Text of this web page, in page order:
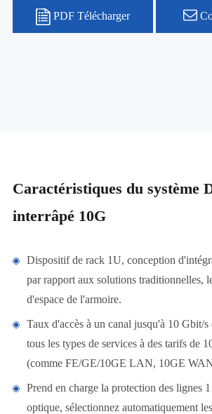
PDF Télécharger
Caractéristiques du système
interrâpé 10G
Dispositif de rack 1U, conception
par rapport aux solutions traditionnelles,
d'espace de l'armoire.
Taux d'accès à un canal jusqu'à 10 Gbit/s
tous les types de services à des tarifs de
(comme FE/GE/10GE LAN, 10GE
Prend en charge la protection des lignes
optique, sélectionnez automatiquement